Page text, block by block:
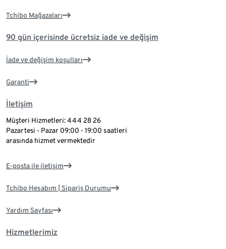
Tchibo Mağazaları
90 gün içerisinde ücretsiz iade ve değişim
İade ve değişim koşulları
Garanti
İletişim
Müşteri Hizmetleri: 444 28 26
Pazartesi - Pazar 09:00 - 19:00 saatleri
arasında hizmet vermektedir
E-posta ile iletişim
Tchibo Hesabım | Sipariş Durumu
Yardım Sayfası
Hizmetlerimiz